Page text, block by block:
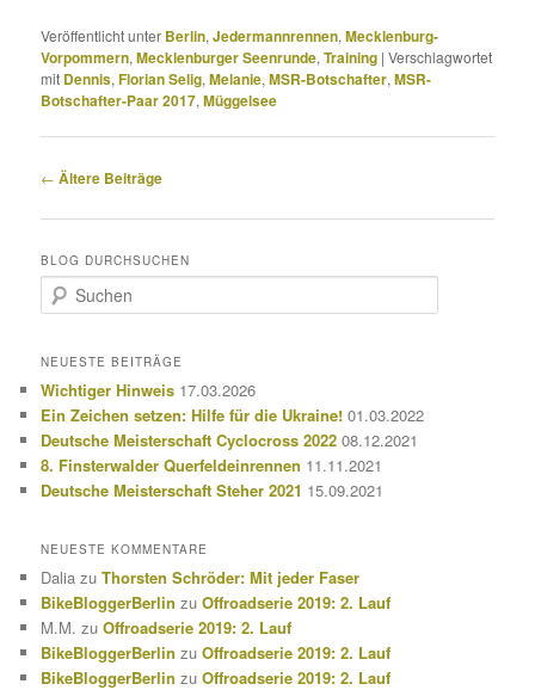
Veröffentlicht unter Berlin,Jedermannrennen,Mecklenburg-
Vorpommern,Mecklenburger Seenrunde,Training |Verschlagwortet
mit Dennis,Florian Selig,Melanie,MSR-Botschafter,MSR-
Botschafter-Paar 2017,Müggelsee
Beitragsnavigation
← Ältere Beiträge
BLOG DURCHSUCHEN
u
h
n
NEUESTE BEITRÄGE
Wichtiger Hinweis 17.03.2026
Ein Zeichen setzen: Hilfe für die Ukraine! 01.03.2022
Deutsche Meisterschaft Cyclocross 2022 08.12.2021
8. Finsterwalder Querfeldeinrennen 11.11.2021
Deutsche Meisterschaft Steher 2021 15.09.2021
NEUESTE KOMMENTARE
Dalia zuThorsten Schröder: Mit jeder Faser
BikeBloggerBerlin zuOffroadserie 2019: 2. Lauf
M.M. zuOffroadserie 2019: 2. Lauf
BikeBloggerBerlin zuOffroadserie 2019: 2. Lauf
BikeBloggerBerlin zuOffroadserie 2019: 2. Lauf